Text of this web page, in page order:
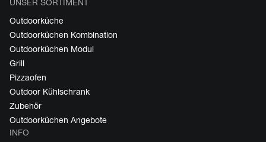
UNSER SORTIMENT
Outdoorküche
Outdoorküchen Kombination
Outdoorküchen Modul
Grill
Pizzaofen
Outdoor Kühlschrank
Zubehör
Outdoorküchen Angebote
INFO